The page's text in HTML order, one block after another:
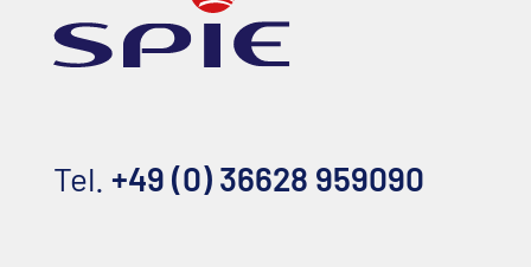
Tel. +49 (0) 36628 959090